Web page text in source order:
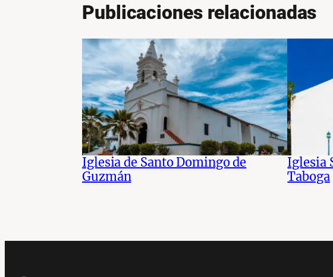
Publicaciones relacionadas
Iglesia de Santo Domingo de
Guzmán
Iglesia
Taboga